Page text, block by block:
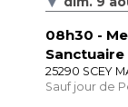
08h30 -
25290 SCEY
Sauf jour de